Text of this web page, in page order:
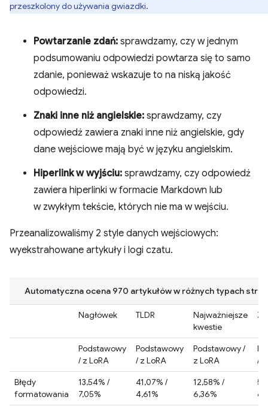
przeszkolony do używania gwiazdki.
Powtarzanie zdań: sprawdzamy, czy w jednym
podsumowaniu odpowiedzi powtarza się to samo
zdanie, ponieważ wskazuje to na niską jakość
odpowiedzi.
Znaki inne niż angielskie: sprawdzamy, czy
odpowiedź zawiera znaki inne niż angielskie, gdy
dane wejściowe mają być w języku angielskim.
Hiperlink w wyjściu: sprawdzamy, czy odpowiedź
zawiera hiperlinki w formacie Markdown lub
w zwykłym tekście, których nie ma w wejściu.
Przeanalizowaliśmy 2 style danych wejściowych:
wyekstrahowane artykuły i logi czatu.
Nagłówek TLDR
Najważniejsze
kwestie
Podstawowy
/ z LoRA
Podstawowy
/ z LoRA
Podstawowy /
z LoRA
/ z
Błędy
formatowania
13,54% /
7,05%
41,07% /
4,61%
12,58% /
6,36%
Automatyczna ocena 970 artykułów w różnych typach